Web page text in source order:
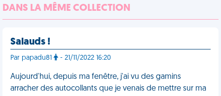
DANS LA MÊME COLLECTION
Salauds !
Par papadu81 - 21/11/2022 16:20
Aujourd'hui, depuis ma fenêtre, j'ai vu des gamins
arracher des autocollants que je venais de mettre sur ma